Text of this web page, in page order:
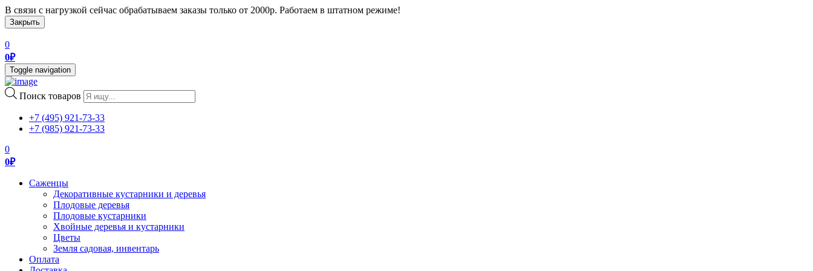
В связи с нагрузкой сейчас обрабатываем заказы только от 2000р. Работаем в штатном режиме!
Закрыть
0
0₽
Toggle navigation
Поиск товаров
+7 (495) 921-73-33
+7 (985) 921-73-33
0
0₽
Саженцы
Декоративные кустарники и деревья
Плодовые деревья
Плодовые кустарники
Хвойные деревья и кустарники
Цветы
Земля садовая, инвентарь
Оплата